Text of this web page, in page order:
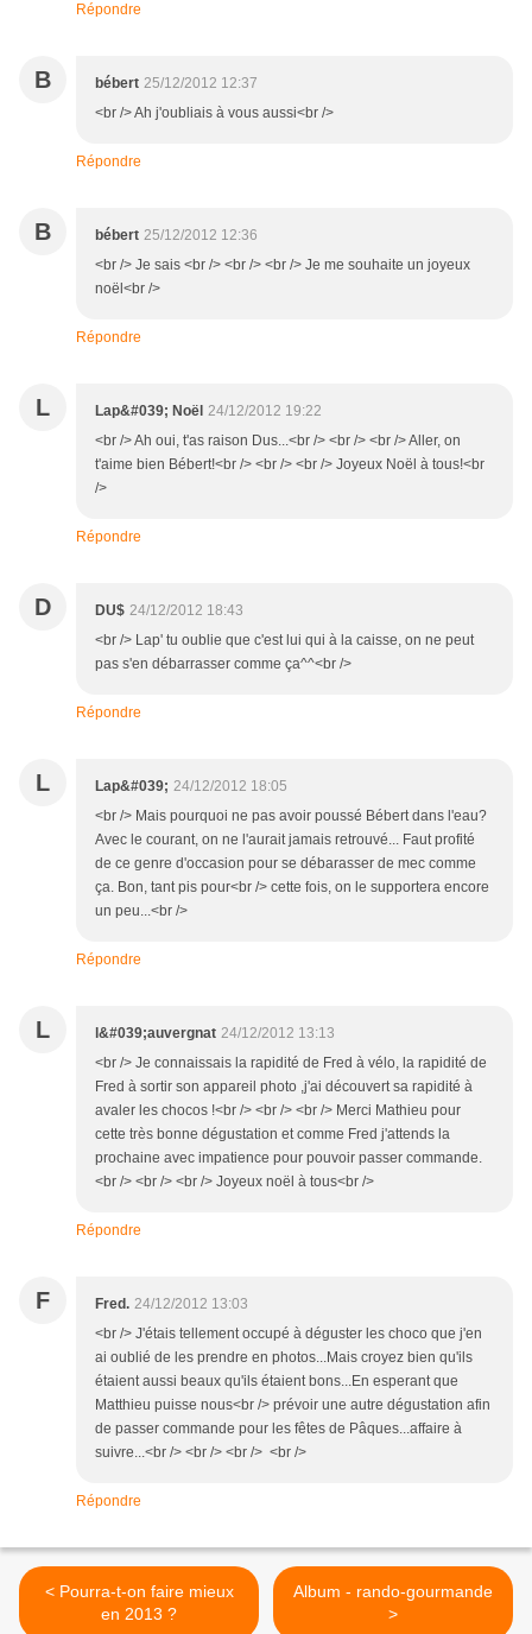
Répondre
B bébert 25/12/2012 12:37
<br /> Ah j'oubliais à vous aussi<br />
Répondre
B bébert 25/12/2012 12:36
<br /> Je sais <br /> <br /> <br /> Je me souhaite un joyeux
noël<br />
Répondre
L Lap&#039; Noël 24/12/2012 19:22
<br /> Ah oui, t'as raison Dus...<br /> <br /> <br /> Aller, on
t'aime bien Bébert!<br /> <br /> <br /> Joyeux Noël à tous!<br
/>
Répondre
D DU$ 24/12/2012 18:43
<br /> Lap' tu oublie que c'est lui qui à la caisse, on ne peut
pas s'en débarrasser comme ça^^<br />
Répondre
L Lap&#039; 24/12/2012 18:05
<br /> Mais pourquoi ne pas avoir poussé Bébert dans l'eau?
Avec le courant, on ne l'aurait jamais retrouvé... Faut profité
de ce genre d'occasion pour se débarasser de mec comme
ça. Bon, tant pis pour<br /> cette fois, on le supportera encore
un peu...<br />
Répondre
L l&#039;auvergnat 24/12/2012 13:13
<br /> Je connaissais la rapidité de Fred à vélo, la rapidité de
Fred à sortir son appareil photo ,j'ai découvert sa rapidité à
avaler les chocos !<br /> <br /> <br /> Merci Mathieu pour
cette très bonne dégustation et comme Fred j'attends la
prochaine avec impatience pour pouvoir passer commande.
<br /> <br /> <br /> Joyeux noël à tous<br />
Répondre
F Fred. 24/12/2012 13:03
<br /> J'étais tellement occupé à déguster les choco que j'en
ai oublié de les prendre en photos...Mais croyez bien qu'ils
étaient aussi beaux qu'ils étaient bons...En esperant que
Matthieu puisse nous<br /> prévoir une autre dégustation afin
de passer commande pour les fêtes de Pâques...affaire à
suivre...<br /> <br /> <br /> <br />
Répondre
< Pourra-t-on faire mieux
en 2013 ?
Album - rando-gourmande
>